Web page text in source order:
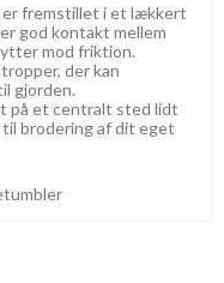
er fremstillet i et lækkert
god kontakt mellem
mod friktion.
der kan
gjorden.
på et centralt sted lidt
til brodering af dit eget